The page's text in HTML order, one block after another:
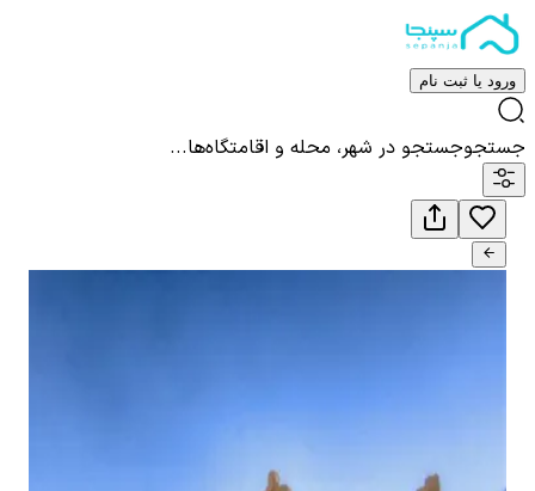
ورود یا ثبت نام
جستجوجستجو در شهر، محله و اقامتگاه‌ها...